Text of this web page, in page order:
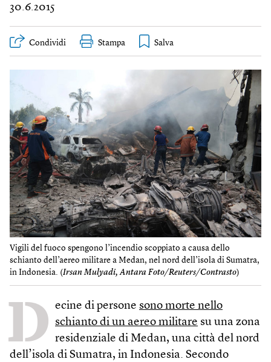
30.6.2015
Condividi Stampa
Vigili del fuoco spengono l’incendio scoppiato a causa dello
schianto dell’aereo militare a Medan, nel nord dell’isola di Sumatra,
in Indonesia. (Irsan Mulyadi, Antara Foto/Reuters/Contrasto)
D ecine di persone sono morte nello
schianto di un aereo militare su una zona
residenziale di Medan, una città del nord
dell’isola di Sumatra, in Indonesia. Secondo